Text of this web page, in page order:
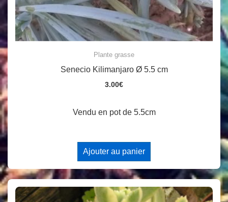
Plante grasse
Senecio Kilimanjaro Ø 5.5 cm
3.00€
Vendu en pot de 5.5cm
Ajouter au panier